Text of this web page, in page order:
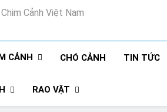
Cảnh Việt Nam
CẢNH CHÓ CẢNH TIN TỨC
RAO VẶT